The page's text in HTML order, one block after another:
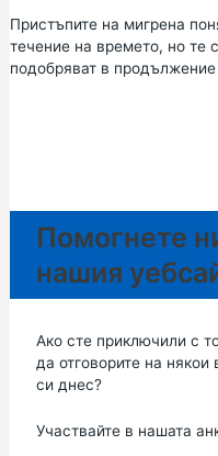
Пристъпите на мигрена
течение на времето, но те
подобряват в
Помогнете
нашия
Ако сте приключили с
да отговорите на
си днес?
Участвайте в нашата